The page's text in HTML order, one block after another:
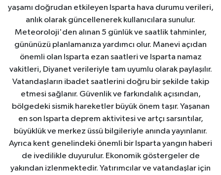
yaşamı doğrudan etkileyen Isparta hava durumu verileri,
anlık olarak güncellenerek kullanıcılara sunulur.
Meteoroloji'den alınan 5 günlük ve saatlik tahminler,
gününüzü planlamanıza yardımcı olur. Manevi açıdan
önemli olan Isparta ezan saatleri ve Isparta namaz
vakitleri, Diyanet verileriyle tam uyumlu olarak paylaşılır.
Vatandaşların ibadet saatlerini doğru bir şekilde takip
etmesi sağlanır. Güvenlik ve farkındalık açısından,
bölgedeki sismik hareketler büyük önem taşır. Yaşanan
en son Isparta deprem aktivitesi ve artçı sarsıntılar,
büyüklük ve merkez üssü bilgileriyle anında yayınlanır.
Ayrıca kent genelindeki önemli bir Isparta yangın haberi
de ivedilikle duyurulur. Ekonomik göstergeler de
yakından izlenmektedir. Yatırımcılar ve vatandaşlar için